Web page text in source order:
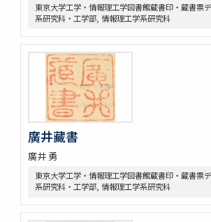
東京大学工学・情報理工学図書館蔵書印・蔵書票
系研究科・工学部, 情報理工学系研究科
廣井藏書
廣井 勇
東京大学工学・情報理工学図書館蔵書印・蔵書票
系研究科・工学部, 情報理工学系研究科